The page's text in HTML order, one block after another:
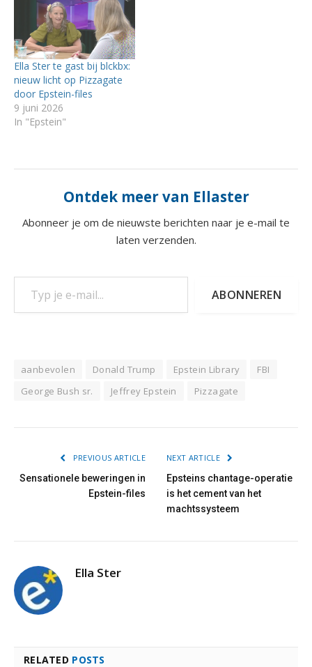
Ella Ster te gast bij blckbx:
nieuw licht op Pizzagate
door Epstein-files
9 juni 2026
In "Epstein"
Ontdek meer van Ellaster
Abonneer je om de nieuwste berichten naar je e-mail te
laten verzenden.
Typ je e-mail...
ABONNEREN
aanbevolen Donald Trump Epstein Library
FBI
George Bush sr.
Jeffrey Epstein Pizzagate
PREVIOUS ARTICLE
Sensationele beweringen in
Epstein-files
NEXT ARTICLE
Epsteins chantage-operatie
is het cement van het
machtssysteem
Ella Ster
RELATED POSTS